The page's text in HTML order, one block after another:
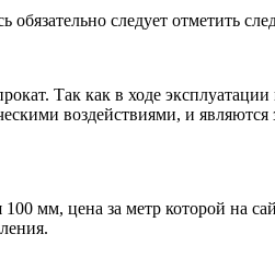
обязательно следует отметить
Так как в ходе
воздействиями, и
мм, цена за метр которой на